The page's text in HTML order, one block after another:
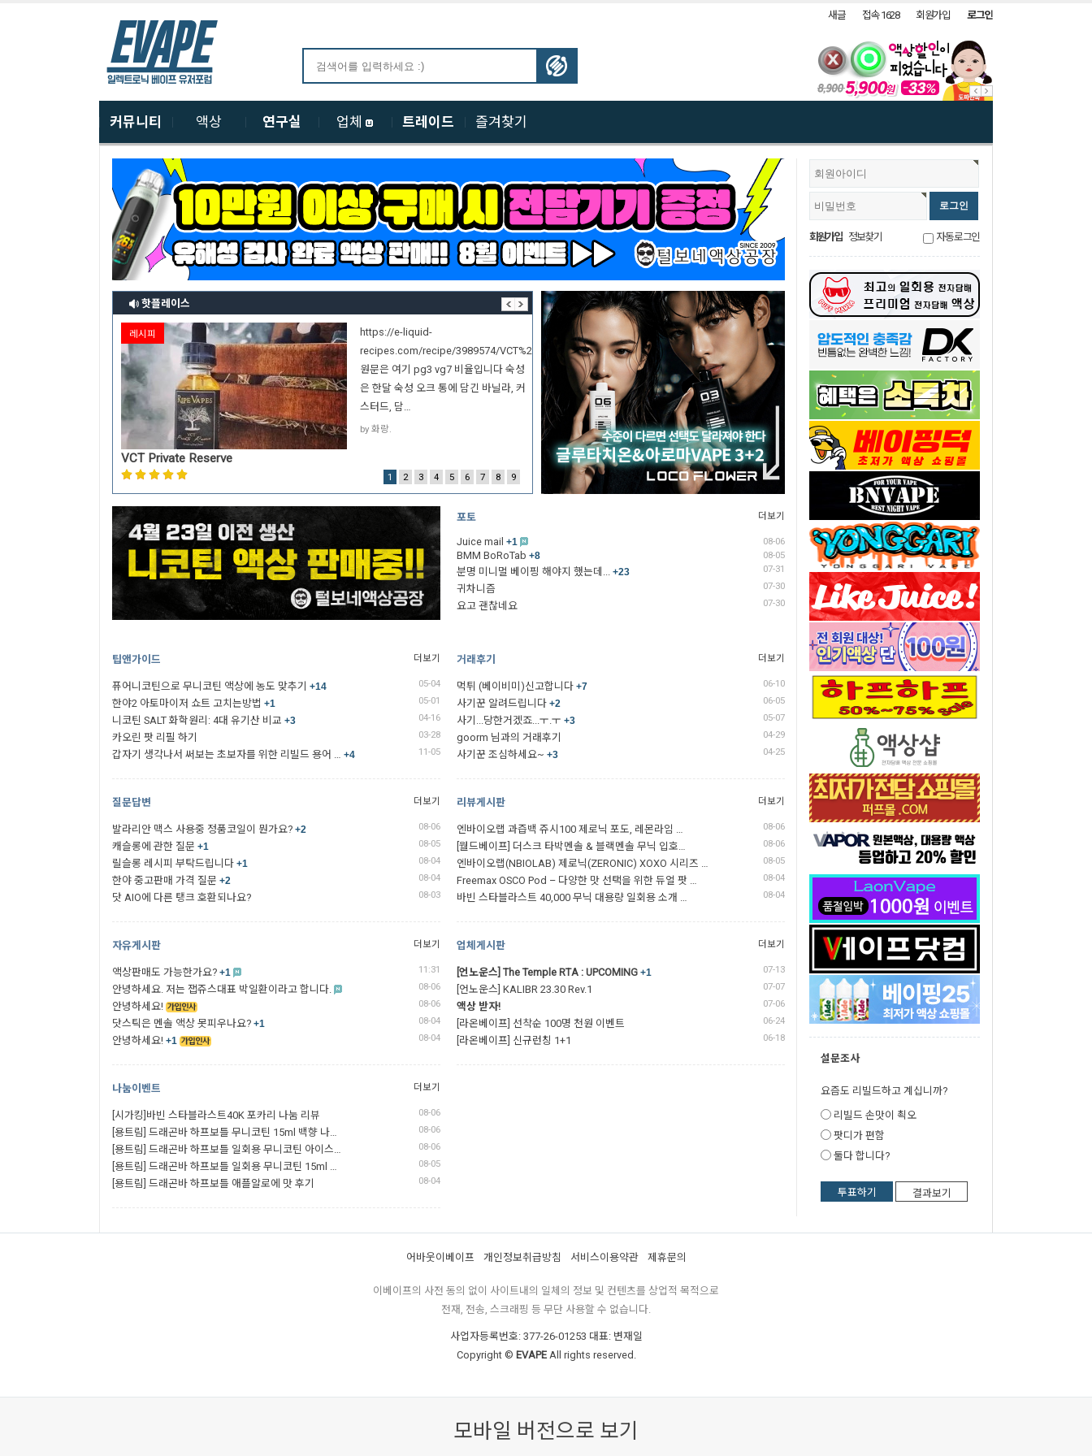
새글 접속 1628 회원가입 로그인
커뮤니티 액상 연구실 업체 트레이드 즐겨찾기
핫플레이스
1 2 3 4 5 6 7 8 9
https://e-liquid-
recipes.com/recipe/3989574/VCT%20Private%20Reserve%20%28My%20Remix%29
원문은 여기 pg3 vg7 비율입니다 숙성
은 한달 숙성 오크 통에 담긴 바닐라, 커
스터드, 담…
by 화랑.
레시피
VCT Private Reserve
포토 더보기
Juice mail +1 08-06
BMM BoRoTab +8 08-05
분명 미니멀 베이핑 해야지 했는데... +23 07-31
귀차니즘 07-30
요고 괜찮네요 07-30
팁앤가이드 더보기
퓨어니코틴으로 무니코틴 액상에 농도 맞추기 +14 05-04
한야2 아토마이저 쇼트 고치는방법 +1 05-01
니코틴 SALT 화학원리: 4대 유기산 비교 +3 04-16
카오린 팟 리필 하기 03-28
갑자기 생각나서 써보는 초보자를 위한 리빌드 용어 … +4 11-05
거래후기 더보기
먹튀 (베이비미)신고합니다 +7 06-10
사기꾼 알려드립니다 +2 06-05
사기...당한거겠죠...ㅜ.ㅜ +3 05-07
goorm 님과의 거래후기 04-29
사기꾼 조심하세요~ +3 04-25
질문답변 더보기
발라리안 맥스 사용중 정품코일이 뭔가요? +2 08-06
캐슬롱에 관한 질문 +1 08-05
릴슬롱 레시피 부탁드립니다 +1 08-04
한야 중고판매 가격 질문 +2 08-04
닷 AIO에 다른 탱크 호환되나요? 08-03
리뷰게시판 더보기
엔바이오랩 과즙백 쥬시100 제로닉 포도, 레몬라임 … 08-06
[월드베이프] 더스크 타박멘솔 & 블랙멘솔 무닉 입호… 08-06
엔바이오랩(NBIOLAB) 제로닉(ZERONIC) XOXO 시리즈 … 08-05
Freemax OSCO Pod – 다양한 맛 선택을 위한 듀얼 팟 … 08-04
바빈 스타블라스트 40,000 무닉 대용량 일회용 소개 … 08-04
자유게시판 더보기
액상판매도 가능한가요? +1 11:31
안녕하세요. 저는 잽쥬스대표 박일환이라고 합니다. 08-06
안녕하세요! 08-06
닷스틱은 멘솔 액상 못피우나요? +1 08-04
안녕하세요! +1 08-04
업체게시판 더보기
[언노운스] The Temple RTA : UPCOMING +1 07-13
[언노운스] KALIBR 23.30 Rev.1 07-07
액상 받자! 07-06
[라온베이프] 선착순 100명 천원 이벤트 06-24
[라온베이프] 신규런칭 1+1 06-18
나눔이벤트 더보기
[시가킹]바빈 스타블라스트40K 포카리 나눔 리뷰 08-06
[용트림] 드래곤바 하프보틀 무니코틴 15ml 백향 나… 08-06
[용트림] 드래곤바 하프보틀 일회용 무니코틴 아이스… 08-06
[용트림] 드래곤바 하프보틀 일회용 무니코틴 15ml … 08-05
[용트림] 드래곤바 하프보틀 애플알로에 맛 후기 08-04
회원가입 정보찾기 자동로그인
설문조사
요즘도 리빌드하고 계십니까?
리빌드 손맛이 쵝오
팟디가 편함
둘다 합니다?
투표하기 결과보기
어바웃이베이프 개인정보취급방침 서비스이용약관 제휴문의
이베이프의 사전 동의 없이 사이트내의 일체의 정보 및 컨텐츠를 상업적 목적으로
전재, 전송, 스크래핑 등 무단 사용할 수 없습니다.
사업자등록번호: 377-26-01253 대표: 변재일
Copyright © EVAPE All rights reserved.
모바일 버전으로 보기